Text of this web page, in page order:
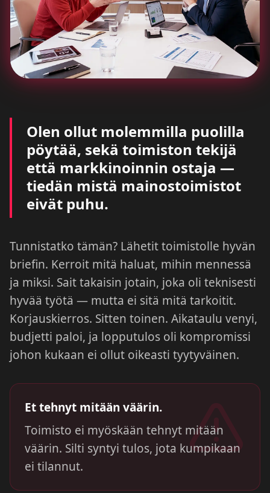
Olen ollut molemmilla puolilla
pöytää, sekä toimiston tekijä
että markkinoinnin ostaja —
tiedän mistä mainostoimistot
eivät puhu.
Tunnistatko tämän? Lähetit toimistolle hyvän
briefin. Kerroit mitä haluat, mihin mennessä
ja miksi. Sait takaisin jotain, joka oli teknisesti
hyvää työtä — mutta ei sitä mitä tarkoitit.
Korjauskierros. Sitten toinen. Aikataulu venyi,
budjetti paloi, ja lopputulos oli kompromissi
johon kukaan ei ollut oikeasti tyytyväinen.
Et tehnyt mitään väärin.
Toimisto ei myöskään tehnyt mitään
väärin. Silti syntyi tulos, jota kumpikaan
ei tilannut.